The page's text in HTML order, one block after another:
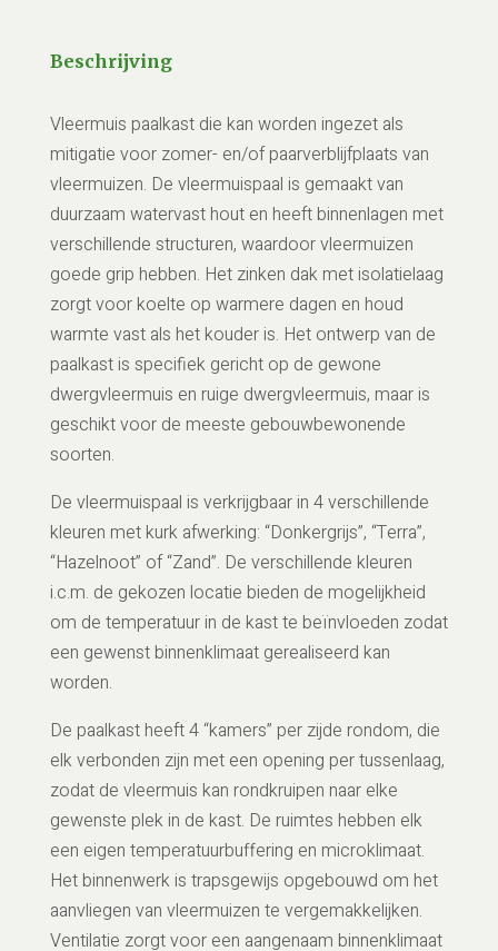
Beschrijving
Vleermuis paalkast die kan worden ingezet als
mitigatie voor zomer- en/of paarverblijfplaats van
vleermuizen. De vleermuispaal is gemaakt van
duurzaam watervast hout en heeft binnenlagen met
verschillende structuren, waardoor vleermuizen
goede grip hebben. Het zinken dak met isolatielaag
zorgt voor koelte op warmere dagen en houd
warmte vast als het kouder is. Het ontwerp van de
paalkast is specifiek gericht op de gewone
dwergvleermuis en ruige dwergvleermuis, maar is
geschikt voor de meeste gebouwbewonende
soorten.
De vleermuispaal is verkrijgbaar in 4 verschillende
kleuren met kurk afwerking: “Donkergrijs”, “Terra”,
“Hazelnoot” of “Zand”. De verschillende kleuren
i.c.m. de gekozen locatie bieden de mogelijkheid
om de temperatuur in de kast te beïnvloeden zodat
een gewenst binnenklimaat gerealiseerd kan
worden.
De paalkast heeft 4 “kamers” per zijde rondom, die
elk verbonden zijn met een opening per tussenlaag,
zodat de vleermuis kan rondkruipen naar elke
gewenste plek in de kast. De ruimtes hebben elk
een eigen temperatuurbuffering en microklimaat.
Het binnenwerk is trapsgewijs opgebouwd om het
aanvliegen van vleermuizen te vergemakkelijken.
Ventilatie zorgt voor een aangenaam binnenklimaat